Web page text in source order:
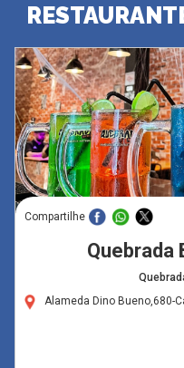
Compartilhe
Quebrada
Alameda Dino Bueno,680-